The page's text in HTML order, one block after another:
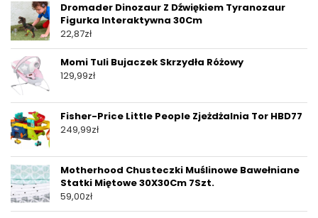
Dromader Dinozaur Z Dźwiękiem Tyranozaur
Figurka Interaktywna 30Cm
22,87zł
Momi Tuli Bujaczek Skrzydła Różowy
129,99zł
Fisher-Price Little People Zjeżdżalnia Tor HBD77
249,99zł
Motherhood Chusteczki Muślinowe Bawełniane
Statki Miętowe 30X30Cm 7Szt.
59,00zł